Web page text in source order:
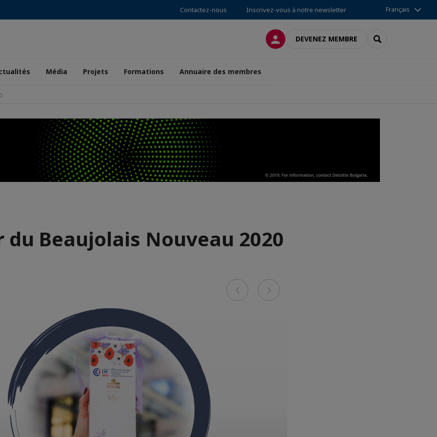
Contactez-nous Inscrivez-vous à notre newsletter Français
CONNEXIONDEVENEZ MEMBRE RECHERCHER
Média Projets Formations Annuaire des membres
du Beaujolais Nouveau 2020
Previous